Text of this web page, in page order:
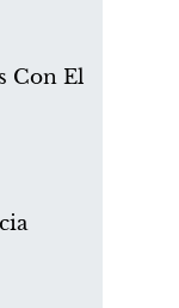
Con El